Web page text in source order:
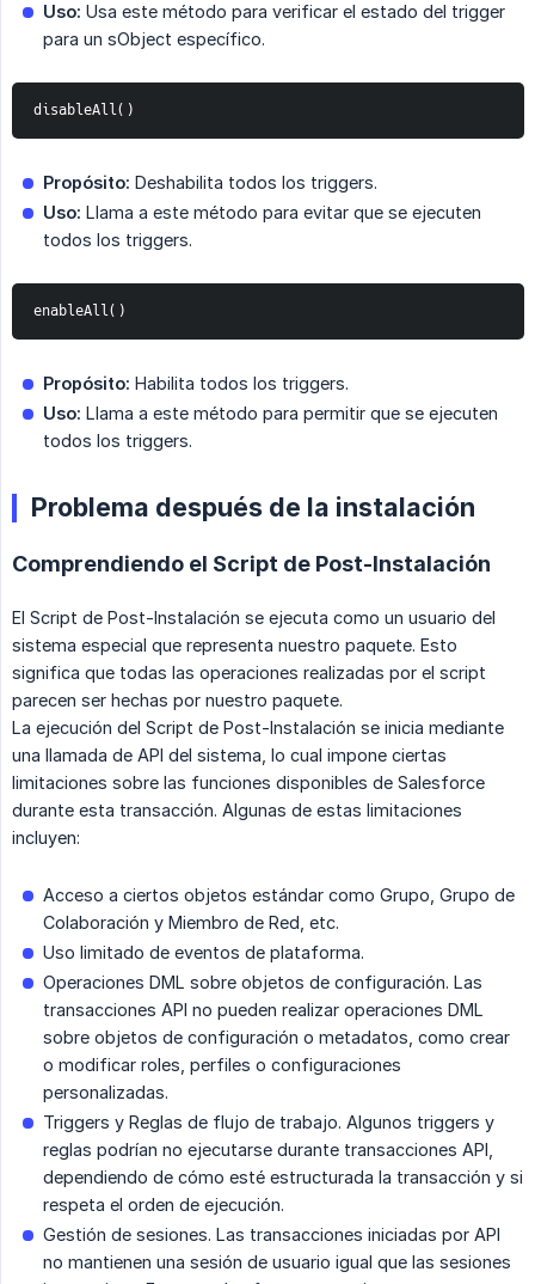
Uso: Usa este método para verificar el estado del trigger
para un sObject específico.
disableAll()
Propósito: Deshabilita todos los triggers.
Uso: Llama a este método para evitar que se ejecuten
todos los triggers.
enableAll()
Propósito: Habilita todos los triggers.
Uso: Llama a este método para permitir que se ejecuten
todos los triggers.
Problema después de la instalación
Comprendiendo el Script de Post-Instalación
El Script de Post-Instalación se ejecuta como un usuario del
sistema especial que representa nuestro paquete. Esto
significa que todas las operaciones realizadas por el script
parecen ser hechas por nuestro paquete.
La ejecución del Script de Post-Instalación se inicia mediante
una llamada de API del sistema, lo cual impone ciertas
limitaciones sobre las funciones disponibles de Salesforce
durante esta transacción. Algunas de estas limitaciones
incluyen:
Acceso a ciertos objetos estándar como Grupo, Grupo de
Colaboración y Miembro de Red, etc.
Uso limitado de eventos de plataforma.
Operaciones DML sobre objetos de configuración. Las
transacciones API no pueden realizar operaciones DML
sobre objetos de configuración o metadatos, como crear
o modificar roles, perfiles o configuraciones
personalizadas.
Triggers y Reglas de flujo de trabajo. Algunos triggers y
reglas podrían no ejecutarse durante transacciones API,
dependiendo de cómo esté estructurada la transacción y si
respeta el orden de ejecución.
Gestión de sesiones. Las transacciones iniciadas por API
no mantienen una sesión de usuario igual que las sesiones